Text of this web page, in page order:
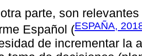
parte, son
Español (ESPAÑA,
de incrementar la